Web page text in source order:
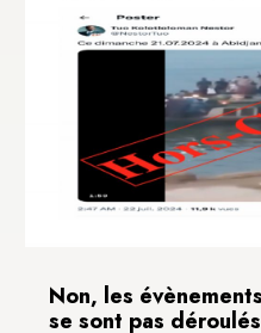
Non, les
se sont pas